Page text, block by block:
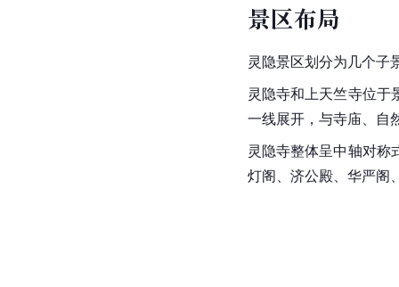
景区布局
灵隐景区划分为几个子
灵隐寺和 上天竺寺位于
一线展开，与寺庙、自
灵隐寺整体呈中轴对称
灯阁、济公殿、华严阁